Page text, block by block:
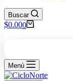
Buscar
$0.000
Menú